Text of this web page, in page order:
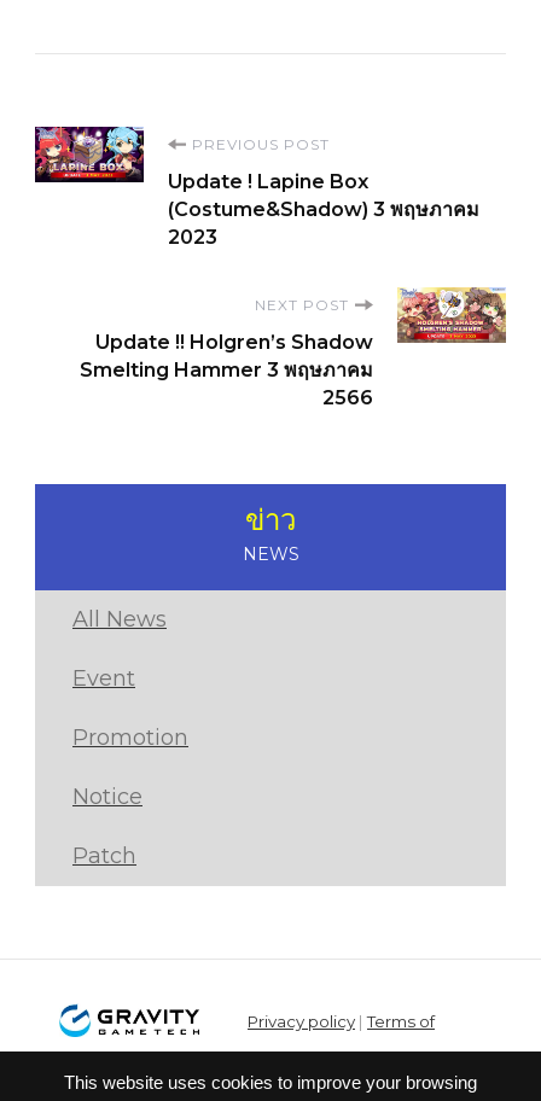
This website uses cookies to improve your browsing
Post
Navigation
PREVIOUS POST
Update ! Lapine Box
(Costume&Shadow) 3 พฤษภาคม
2023
NEXT POST
Update !! Holgren’s Shadow
Smelting Hammer 3 พฤษภาคม
2566
ข่าว
NEWS
All News
Event
Promotion
Notice
Patch
Privacy policy |Terms of
service
© Gravity Co.,Ltd. & Lee